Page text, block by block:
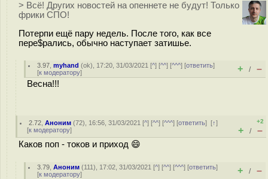
> Всё! Других новостей на опеннете не будут! Только
фрики СПО!
Потерпи ещё пару недель. После того, как все
пере$рались, обычно наступает затишье.
3.97 ,myhand (ok), 17:20, 31/03/2021 [^] [^^] [^^^] [ответить]
[к модератору] + / –
Весна!!!
2.72 ,Аноним (72), 16:56, 31/03/2021 [^] [^^] [^^^] [ответить][↑]
[к модератору]
+2
+ / –
Каков поп - токов и приход 😄
3.79 ,Аноним (111), 17:02, 31/03/2021 [^] [^^] [^^^] [ответить]
[к модератору] + / –